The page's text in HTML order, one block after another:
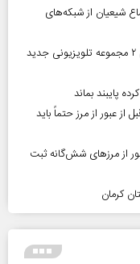
شیعیان از شبکه‌های
هنرمند منحصر‌به‌فردی را از دست دادیم/ پخش ۲ مجموعه تلویزیونی جدید
پایبند بماند
شد؛ ۱۰ توصیه‌ای که قبل از عبور از مرز حتماً باید
بیش از ۴.۳ میلیون عبور از مرزهای شش‌گانه ثبت